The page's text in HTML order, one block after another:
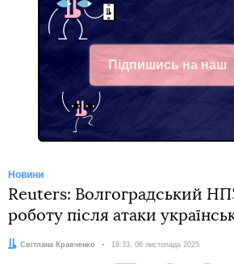
Підпишись на наш
Facebook
Новини
Reuters: Волгоградський
роботу після атаки
Автор:
Світлана Кравченко Дата:
18:33, 06 листопада 2025